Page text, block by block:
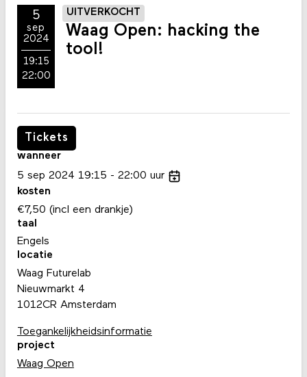
5
sep
2024
19:15
22:00
UITVERKOCHT
Waag Open: hacking the
tool!
Tickets
wanneer
5 sep 2024 19:15 22:00 uur
kosten
€7,50 (incl een drankje)
taal
Engels
locatie
Waag Futurelab
Nieuwmarkt 4
1012CR Amsterdam
Toegankelijkheidsinformatie
project
Waag Open